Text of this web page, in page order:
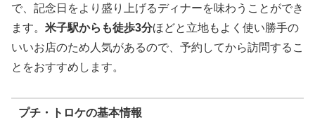
で、記念日をより盛り上げるディナーを味わうことができ
ます。 米子駅からも徒歩3分ほどと立地もよく使い勝手の
いいお店のため人気があるので、予約してから訪問するこ
とをおすすめします。
プチ・トロケの基本情報